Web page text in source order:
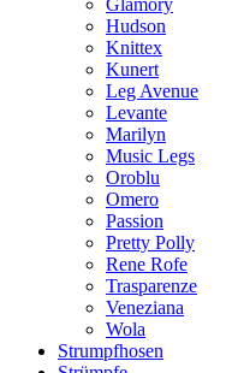
Glamory
Hudson
Knittex
Kunert
Leg Avenue
Levante
Marilyn
Music Legs
Oroblu
Omero
Passion
Pretty Polly
Rene Rofe
Trasparenze
Veneziana
Wola
Strumpfhosen